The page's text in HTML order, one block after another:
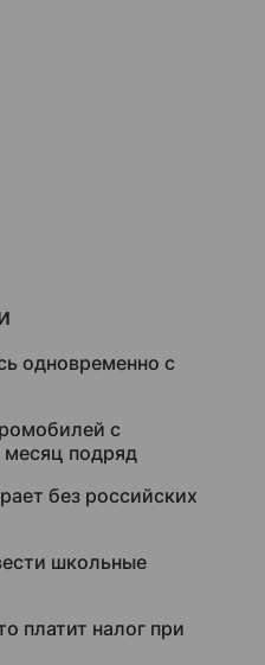
одновременно с
с
месяц подряд
без российских
школьные
платит налог при